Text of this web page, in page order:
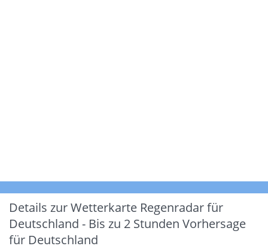
Details zur Wetterkarte Regenradar für
Deutschland - Bis zu 2 Stunden Vorhersage
für Deutschland